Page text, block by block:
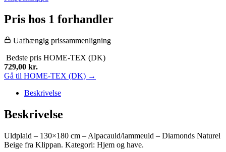
Pris hos 1 forhandler
Uafhængig prissammenligning
Bedste pris HOME-TEX (DK)
729,00 kr.
Gå til HOME-TEX (DK) →
Beskrivelse
Beskrivelse
Uldplaid – 130×180 cm – Alpacauld/lammeuld – Diamonds Naturel
Beige fra Klippan. Kategori: Hjem og have.